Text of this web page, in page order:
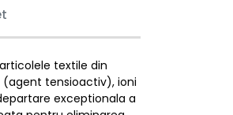
textile din
(agent tensioactiv), ioni
exceptionala a